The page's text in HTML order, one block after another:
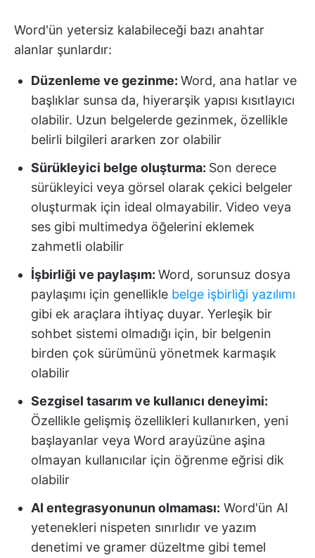
Word'ün yetersiz kalabileceği bazı anahtar
alanlar şunlardır:
Düzenleme ve gezinme: Word, ana hatlar ve
başlıklar sunsa da, hiyerarşik yapısı kısıtlayıcı
olabilir. Uzun belgelerde gezinmek, özellikle
belirli bilgileri ararken zor olabilir
Sürükleyici belge oluşturma: Son derece
sürükleyici veya görsel olarak çekici belgeler
oluşturmak için ideal olmayabilir. Video veya
ses gibi multimedya öğelerini eklemek
zahmetli olabilir
İşbirliği ve paylaşım: Word, sorunsuz dosya
paylaşımı için genellikle belge işbirliği yazılımı
gibi ek araçlara ihtiyaç duyar. Yerleşik bir
sohbet sistemi olmadığı için, bir belgenin
birden çok sürümünü yönetmek karmaşık
olabilir
Sezgisel tasarım ve kullanıcı deneyimi:
Özellikle gelişmiş özellikleri kullanırken, yeni
başlayanlar veya Word arayüzüne aşina
olmayan kullanıcılar için öğrenme eğrisi dik
olabilir
AI entegrasyonunun olmaması: Word'ün AI
yetenekleri nispeten sınırlıdır ve yazım
denetimi ve gramer düzeltme gibi temel